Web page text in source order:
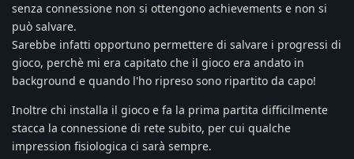
senza connessione non si ottengono achievements e non si
può salvare.
Sarebbe infatti opportuno permettere di salvare i progressi di
gioco, perchè mi era capitato che il gioco era andato in
background e quando l'ho ripreso sono ripartito da capo!
Inoltre chi installa il gioco e fa la prima partita difficilmente
stacca la connessione di rete subito, per cui qualche
impression fisiologica ci sarà sempre.